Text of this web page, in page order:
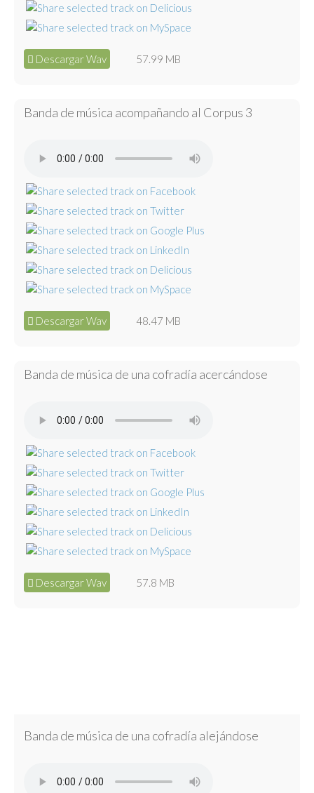
Descargar Wav 57.99 MB
Banda de música acompañando al Corpus 3
Descargar Wav 48.47 MB
Banda de música de una cofradía acercándose
Descargar Wav 57.8 MB
Banda de música de una cofradía alejándose